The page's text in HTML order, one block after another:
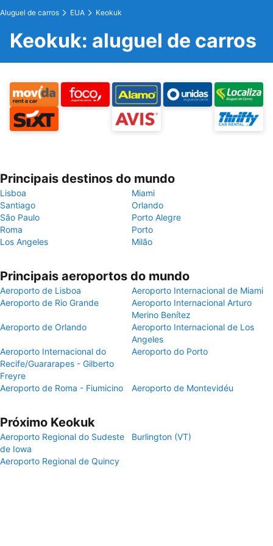
Aluguel de carros EUA Keokuk
Keokuk: aluguel de carros
Principais destinos do mundo
Lisboa
Miami
Santiago
Orlando
São Paulo
Porto Alegre
Roma
Porto
Los Angeles
Milão
Principais aeroportos do mundo
Aeroporto de Lisboa
Aeroporto Internacional de Miami
Aeroporto de Rio Grande
Aeroporto Internacional Arturo
Merino Benítez
Aeroporto de Orlando
Aeroporto Internacional de Los
Angeles
Aeroporto Internacional do
Recife/Guararapes - Gilberto
Freyre
Aeroporto do Porto
Aeroporto de Roma - Fiumicino Aeroporto de Montevidéu
Próximo Keokuk
Aeroporto Regional do Sudeste
de Iowa
Burlington (VT)
Aeroporto Regional de Quincy